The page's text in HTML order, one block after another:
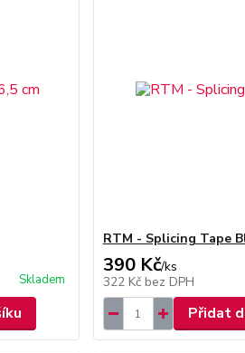
Skladem
RTM - Splicing Tape
390 Kč/ks
322 Kč bez DPH
Přidat